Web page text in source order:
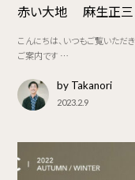
赤い大地 麻生正
こんにちは、いつもご覧いただ
ご案内です …
by Takanori
2023.2.9